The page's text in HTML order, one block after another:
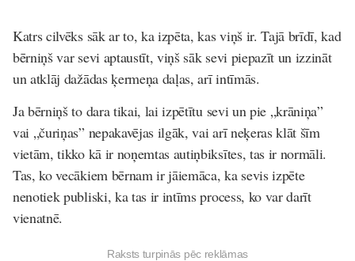
Katrs cilvēks sāk ar to, ka izpēta, kas viņš ir. Tajā brīdī, kad
bērniņš var sevi aptaustīt, viņš sāk sevi piepazīt un izzināt
un atklāj dažādas ķermeņa daļas, arī intīmās.
Ja bērniņš to dara tikai, lai izpētītu sevi un pie „krāniņa”
vai „čuriņas” nepakavējas ilgāk, vai arī neķeras klāt šīm
vietām, tikko kā ir noņemtas autiņbiksītes, tas ir normāli.
Tas, ko vecākiem bērnam ir jāiemāca, ka sevis izpēte
nenotiek publiski, ka tas ir intīms process, ko var darīt
vienatnē.
Raksts turpinās pēc reklāmas